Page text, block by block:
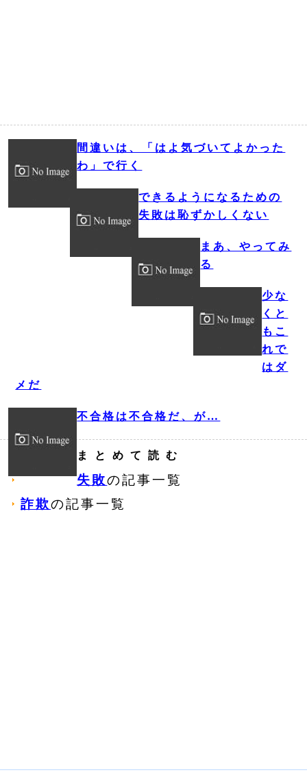
間違いは、「はよ気づいてよかった
わ」で行く
できるようになるための
失敗は恥ずかしくない
まあ、やってみ
る
少な
くと
もこ
れで
はダ
メだ
不合格は不合格だ、が…
まとめて読む
失敗の記事一覧
詐欺の記事一覧